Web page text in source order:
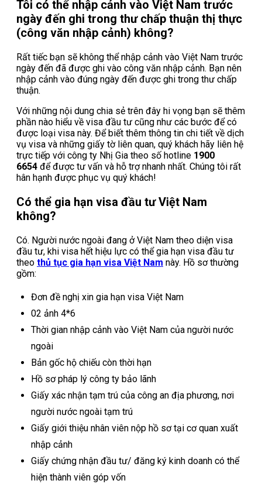
Tôi có thể nhập cảnh vào Việt Nam trước
ngày đến ghi trong thư chấp thuận thị thực
(công văn nhập cảnh) không?
Rất tiếc bạn sẽ không thể nhập cảnh vào Việt Nam trước
ngày đến đã được ghi vào công văn nhập cảnh. Bạn nên
nhập cảnh vào đúng ngày đến được ghi trong thư chấp
thuận.
Với những nội dung chia sẻ trên đây hi vọng bạn sẽ thêm
phần nào hiểu về visa đầu tư cũng như các bước để có
được loại visa này. Để biết thêm thông tin chi tiết về dịch
vụ visa và những giấy tờ liên quan, quý khách hãy liên hệ
trực tiếp với công ty Nhị Gia theo số hotline 1900
6654 để được tư vấn và hỗ trợ nhanh nhất. Chúng tôi rất
hân hạnh được phục vụ quý khách!
Có thể gia hạn visa đầu tư Việt Nam
không?
Có. Người nước ngoài đang ở Việt Nam theo diện visa
đầu tư, khi visa hết hiệu lực có thể gia hạn visa đầu tư
theo thủ tục gia hạn visa Việt Nam này. Hồ sơ thường
gồm:
Đơn đề nghị xin gia hạn visa Việt Nam
02 ảnh 4*6
Thời gian nhập cảnh vào Việt Nam của người nước
ngoài
Bản gốc hộ chiếu còn thời hạn
Hồ sơ pháp lý công ty bảo lãnh
Giấy xác nhận tạm trú của công an địa phương, nơi
người nước ngoài tạm trú
Giấy giới thiệu nhân viên nộp hồ sơ tại cơ quan xuất
nhập cảnh
Giấy chứng nhận đầu tư/ đăng ký kinh doanh có thể
hiện thành viên góp vốn